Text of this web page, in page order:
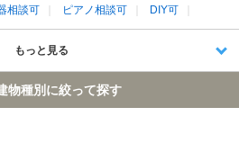
相談可 ピアノ相談可 DIY可
もっと見る
物種別に絞って探す